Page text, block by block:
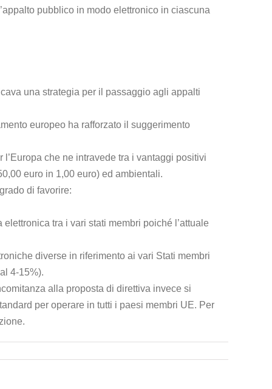
pubblico in modo elettronico in ciascuna
una strategia per il passaggio agli appalti
europeo ha rafforzato il suggerimento
che ne intravede tra i vantaggi positivi
euro in 1,00 euro) ed ambientali.
di favorire:
tra i vari stati membri poiché l’attuale
diverse in riferimento ai vari Stati membri
4-15%).
alla proposta di direttiva invece si
per operare in tutti i paesi membri UE. Per